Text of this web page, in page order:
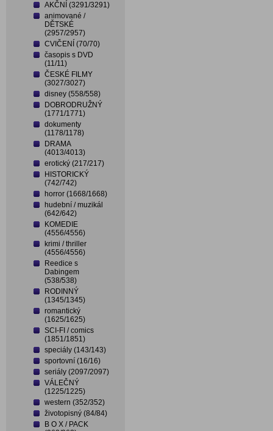
AKČNÍ (3291/3291)
animované /
DĚTSKÉ
(2957/2957)
CVIČENÍ (70/70)
časopis s DVD
(11/11)
ČESKÉ FILMY
(3027/3027)
disney (558/558)
DOBRODRUŽNÝ
(1771/1771)
dokumenty
(1178/1178)
DRAMA
(4013/4013)
erotický (217/217)
HISTORICKÝ
(742/742)
horror (1668/1668)
hudební / muzikál
(642/642)
KOMEDIE
(4556/4556)
krimi / thriller
(4556/4556)
Reedice s
Dabingem
(538/538)
RODINNÝ
(1345/1345)
romantický
(1625/1625)
SCI-FI / comics
(1851/1851)
speciály (143/143)
sportovní (16/16)
seriály (2097/2097)
VÁLEČNÝ
(1225/1225)
western (352/352)
životopisný (84/84)
B O X / PACK